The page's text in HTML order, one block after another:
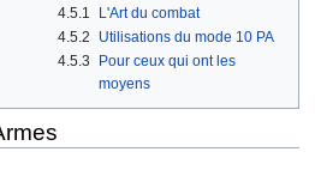
4.5.1
L'Art du combat
4.5.2
Utilisations du mode 10 PA
4.5.3
Pour ceux qui ont les
moyens